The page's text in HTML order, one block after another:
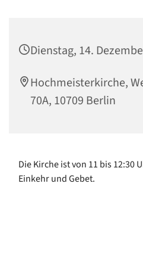
Dienstag, 14.
Hochmeisterkirche,
70A, 10709 Berlin
Die Kirche ist von 11 bis 12:30
Einkehr und Gebet.